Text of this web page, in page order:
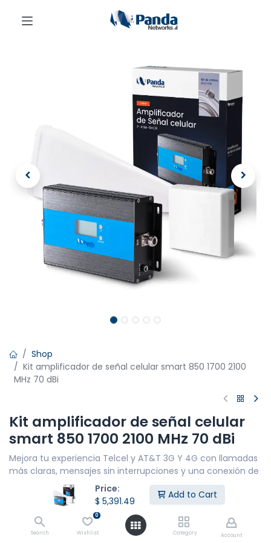
Price:
$ 5,391.49
Add to Cart
Search
0
Wishlist Category Account
Shop
Kit amplificador de señal celular smart 850 1700 2100
MHz 70 dBi
Kit amplificador de señal celular
smart 850 1700 2100 MHz 70 dBi
Mejora tu experiencia Telcel y AT&T 3G Y 4G con llamadas
más claras, mensajes sin interrupciones y una conexión de
datos fluida en 4G LTE. Cubre hasta 50 metros lineales para
un máximo de 10 personas.
CARACTERÍSTICAS PRINCIPALES
Cobertura de red: 3G y 4G LTE (SI HAY ROAMING